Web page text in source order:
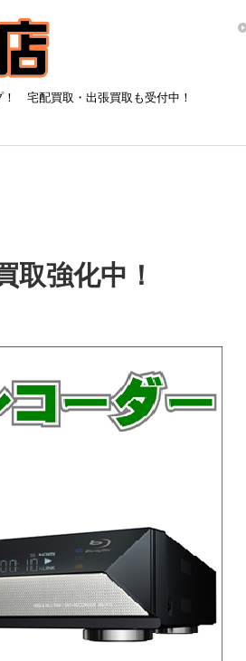
宅配買取・出張買取も受付中！
取強化中！